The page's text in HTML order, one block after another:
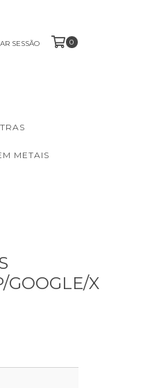
SESSÃO 0
METAIS
GOOGLE/X